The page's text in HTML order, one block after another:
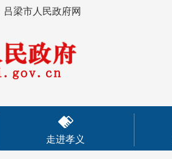
吕梁市人民政府网
走进孝义